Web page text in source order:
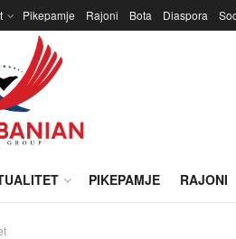
Pikepamje Rajoni Bota Diaspora
PIKEPAMJE RAJONI